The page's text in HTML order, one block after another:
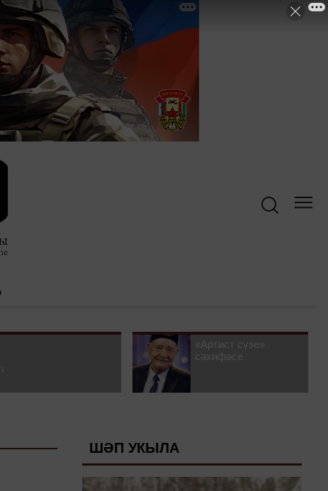
«Артист сүзе»
сәхифәсе
ШӘП УКЫЛА